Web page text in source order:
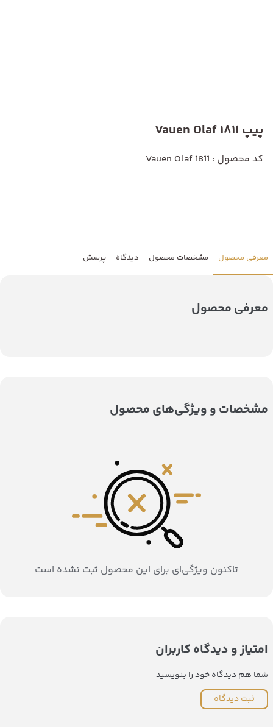
پیپ Vauen Olaf 1811
کد محصول : Vauen Olaf 1811
معرفی محصول مشخصات محصول دیدگاه پرسش
معرفی محصول
مشخصات و ویژگی‌های محصول
تاکنون ویژگی‌ای برای این محصول ثبت نشده است
امتیاز و دیدگاه کاربران
شما هم دیدگاه خود را بنویسید
ثبت دیدگاه